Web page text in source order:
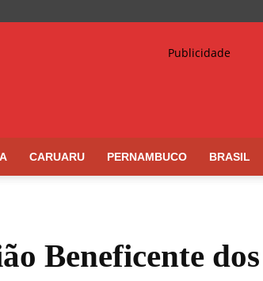
CARUARU PERNAMBUCO BRASIL
Beneficente